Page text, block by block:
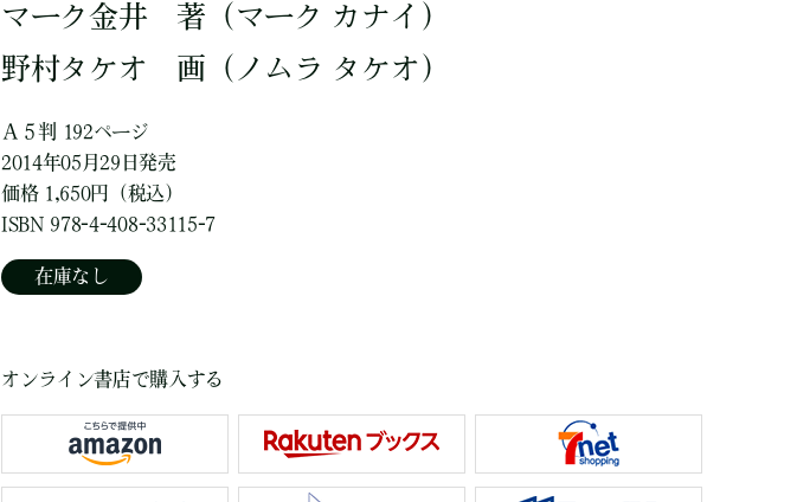
マーク金井 著 （マーク カナイ）
野村タケオ
画 （ノムラ タケオ）
Ａ５判 192ページ
2014年05月29日発売
価格 1,650円（税込）
ISBN 978-4-408-33115-7
在庫なし
オンライン書店で購入する